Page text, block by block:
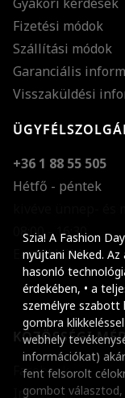
Szia! A Fashion
nyújtani Neked.
hasonló
érdekében, • a
személyre szabott
gombra
webhely
információkat)
fent felsorolt
gombot választod,
Fizetési módok
Szállítási módok
Garanciális
Visszaküldési
+36 1 88 55 505
Hétfő - péntek
08:00 - 16:30
E-mail küldése
KÖZÖSSÉGI
Facebook
Instagram